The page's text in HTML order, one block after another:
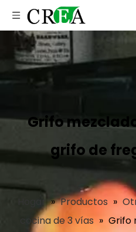
Grifo
grifo de
» Productos »
cocina de 3 vías » Grifo